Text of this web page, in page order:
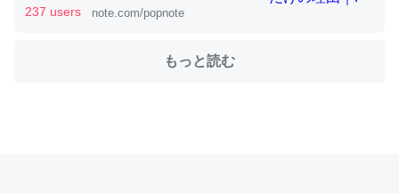
ちぼちRingも置こうかと画策中。あと、Googleマップで
237 users note.com/popnote
もっと読む